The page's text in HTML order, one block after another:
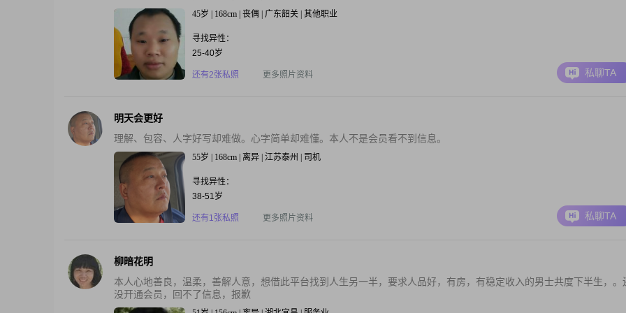
45岁 | 168cm | 丧偶 | 广东韶关 | 其他职业
寻找异性：
25-40岁
还有2张私照 更多照片资料 私聊TA
明天会更好
理解、包容、人字好写却难做。心字简单却难懂。本人不是会员看不到信息。
55岁 | 168cm | 离异 | 江苏泰州 | 司机
寻找异性：
38-51岁
还有1张私照 更多照片资料 私聊TA
柳暗花明
本人心地善良，温柔，善解人意，想借此平台找到人生另一半，要求人品好，有房，有稳定收入的男士共度下半生，。
没开通会员，回不了信息，报歉